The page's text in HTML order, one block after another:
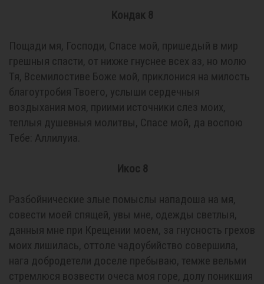
Кондак 8
Пощади мя, Господи, Спасе мой, пришедый в мир
грешныя спасти, от нихже гнуснее всех аз, но молю
Тя, Всемилостиве Боже мой, приклонися на милость
благоутробия Твоего, услыши сердечныя
воздыхания моя, приими источники слез моих,
теплыя душевныя молитвы, Спасе мой, да воспою
Тебе: Аллилуиа.
Икос 8
Разбойнические злые помыслы нападоша на мя,
совести моей спящей, увы мне, одежды светлыя,
данныя мне при Крещении моем, за гнусность грехов
моих лишилась, оттоле чадоубийство совершила,
нага добродетели доселе пребываю, темже вельми
стремлюся возвести очеса моя горе, долу поникшия